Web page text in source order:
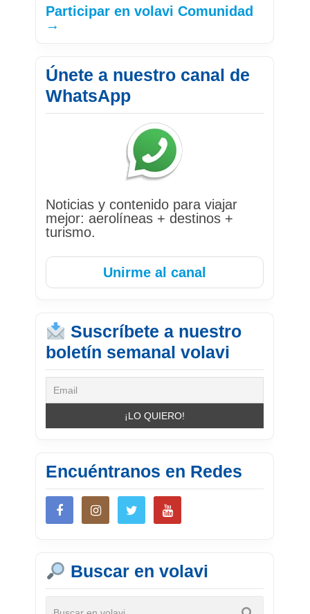
Participar en volavi Comunidad
→
Únete a nuestro canal de
WhatsApp
Noticias y contenido para viajar
mejor: aerolíneas + destinos +
turismo.
Unirme al canal
Suscríbete a nuestro
boletín semanal volavi
Encuéntranos en Redes
Buscar en volavi